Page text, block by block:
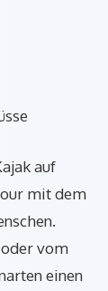
auf
mit dem
vom
einen